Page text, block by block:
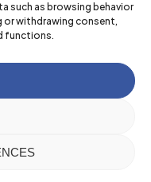
such as browsing behavior
or withdrawing consent,
functions.